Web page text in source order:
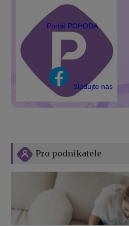
Portál POHODA
Sledujte nás
Pro podnikatele